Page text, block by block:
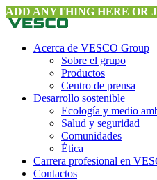
ADD ANYTHING HERE OR
Acerca de VESCO Group
Sobre el grupo
Productos
Centro de prensa
Desarrollo sostenible
Ecología y medio
Salud y seguridad
Comunidades
Ética
Carrera profesional en
Contactos